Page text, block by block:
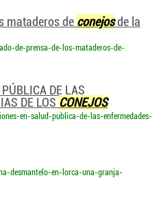
mataderos de conejosde la
de-prensa-de-los-mataderos-de-
DE LAS
DE LOS CONEJOS
en-salud-publica-de-las-enfermedades-
desmantelo-en-lorca-una-granja-